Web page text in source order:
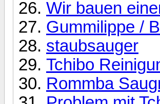
Wir bauen
Gummilippe /
staubsauger
Tchibo
Rommba